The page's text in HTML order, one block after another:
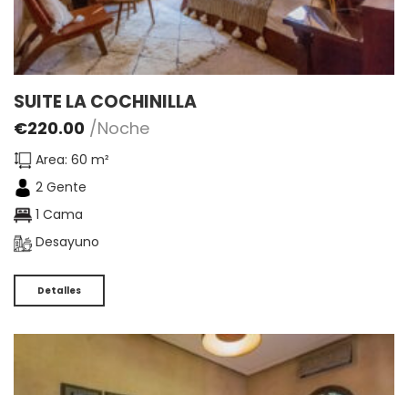
SUITE LA COCHINILLA
€220.00 /Noche
Area: 60 m²
2 Gente
1 Cama
Desayuno
Detalles